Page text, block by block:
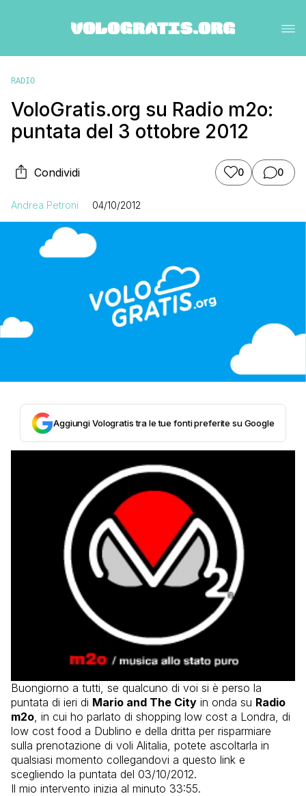
RADIO
VoloGratis.org su Radio m2o:
puntata del 3 ottobre 2012
Condividi 0 0
Andrea Petroni 04/10/2012
Aggiungi Vologratis tra le tue fonti preferite su Google
Buongiorno a tutti, se qualcuno di voi si è perso la
puntata di ieri di Mario and The City in onda su Radio
m2o , in cui ho parlato di shopping low cost a Londra, di
low cost food a Dublino e della dritta per risparmiare
sulla prenotazione di voli Alitalia, potete ascoltarla in
qualsiasi momento collegandovi a questo link e
scegliendo la puntata del 03/10/2012.
Il mio intervento inizia al minuto 33:55.